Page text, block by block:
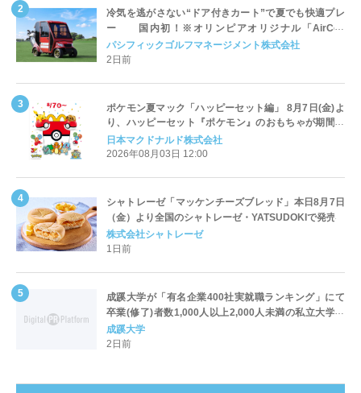
冷気を逃がさない“ドア付きカート”で夏でも快適プレ
ー 国内初！※オリンピアオリジナル「AirCon
Cart（エアコンカート）」導入 | ＰＧＭ
パシフィックゴルフマネージメント株式会社
2日前
ポケモン夏マック「ハッピーセット編」 8月7日(金)よ
り、ハッピーセット『ポケモン』のおもちゃが期間限
定登場
日本マクドナルド株式会社
2026年08月03日 12:00
シャトレーゼ「マッケンチーズブレッド」本日8月7日
（金）より全国のシャトレーゼ・YATSUDOKIで発売
株式会社シャトレーゼ
1日前
成蹊大学が「有名企業400社実就職ランキング」にて
卒業(修了)者数1,000人以上2,000人未満の私立大学で
全国第1位を獲得！～実就職率は26.5%（前年比＋
4.3pt）に伸長、東京の私立大学でも10位にランクイン
成蹊大学
2日前